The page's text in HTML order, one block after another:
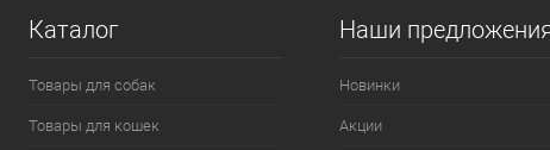
Каталог
Товары для собак
Товары для кошек
Наши
Новинки
Акции